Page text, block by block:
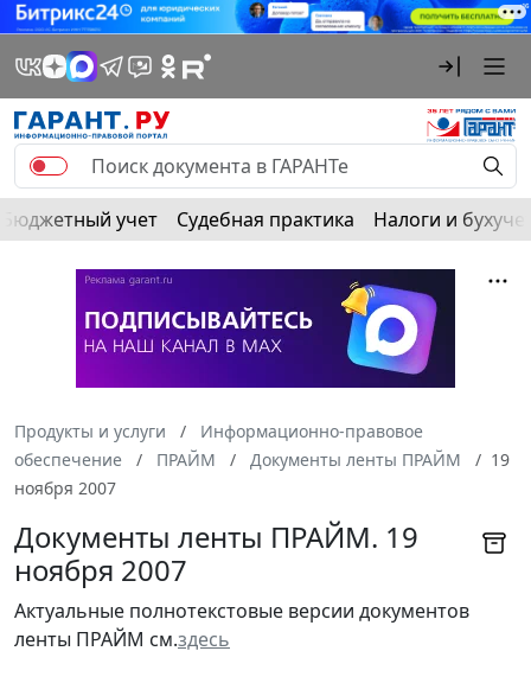
Бюджетный учет Судебная практика Налоги и
Продукты и услуги
Информационно-правовое
обеспечение
ПРАЙМ Документы ленты ПРАЙМ
19
ноября 2007
Документы ленты ПРАЙМ. 19
ноября 2007
Актуальные полнотекстовые версии документов
ленты ПРАЙМ см.здесь